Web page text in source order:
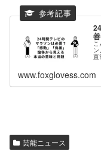
ン
直
www.foxglovess.com
芸能ニュース